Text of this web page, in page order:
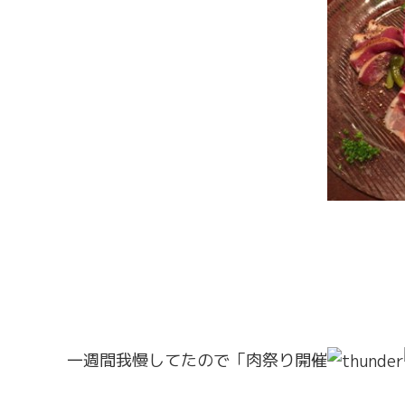
一週間我慢してたので「肉祭り開催